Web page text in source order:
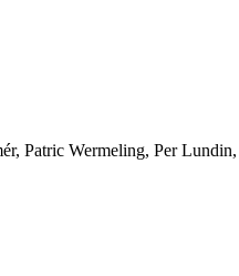
Patric Wermeling, Per